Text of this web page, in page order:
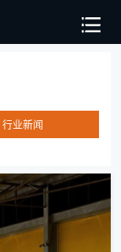
行业新闻